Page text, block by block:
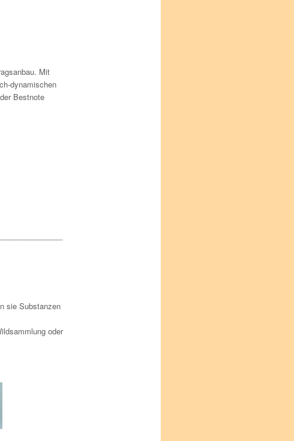
Mit
dynamischen
Bestnote
sie Substanzen
oder